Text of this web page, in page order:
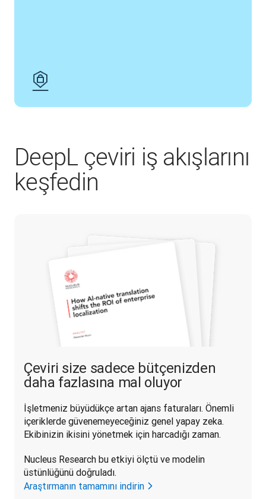
DeepL çeviri iş akışlarını
keşfedin
Çeviri size sadece bütçenizden
daha fazlasına mal oluyor
İşletmeniz büyüdükçe artan ajans faturaları. Önemli
içeriklerde güvenemeyeceğiniz genel yapay zeka.
Ekibinizin ikisini yönetmek için harcadığı zaman.
Nucleus Research bu etkiyi ölçtü ve modelin
üstünlüğünü doğruladı.
Araştırmanın tamamını indirin